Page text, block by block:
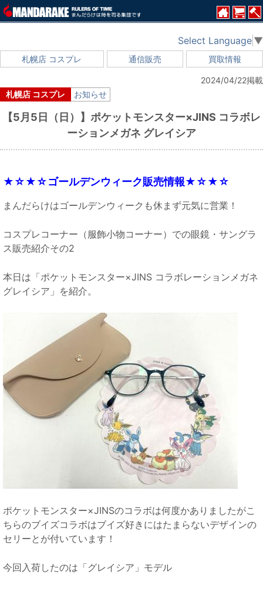
札幌店 コスプレ 通信販売 買取情報
Select Language ▼
札幌店 コスプレ お知らせ
2024/04/22掲載
【5月5日（日）】ポケットモンスター×JINS コラボレ
ーションメガネ グレイシア
★☆★☆ゴールデンウィーク販売情報★☆★☆
まんだらけはゴールデンウィークも休まず元気に営業！
コスプレコーナー（服飾小物コーナー）での眼鏡・サングラ
ス販売紹介その2
本日は「ポケットモンスター×JINS コラボレーションメガネ
グレイシア」を紹介。
ポケットモンスター×JINSのコラボは何度かありましたがこ
ちらのブイズコラボはブイズ好きにはたまらないデザインの
セリーとが付いています！
今回入荷したのは「グレイシア」モデル